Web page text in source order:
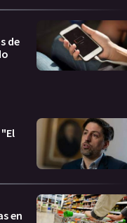
de
en